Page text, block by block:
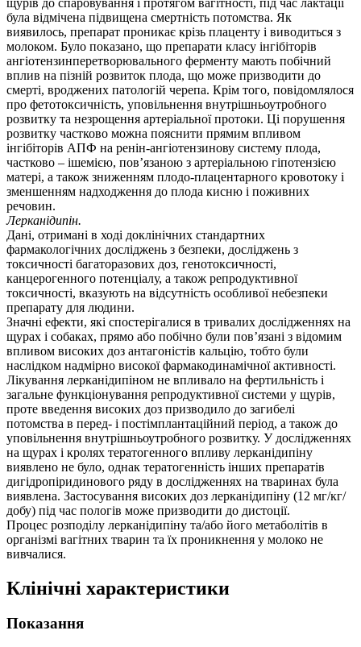
була відмічена підвищена смертність потомства. Як
виявилось, препарат проникає крізь плаценту і виводиться з
молоком. Було показано, що препарати класу інгібіторів
ангіотензинперетворювального ферменту мають побічний
вплив на пізній розвиток плода, що може призводити до
смерті, вроджених патологій черепа. Крім того, повідомлялося
про фетотоксичність, уповільнення внутрішньоутробного
розвитку та незрощення артеріальної протоки. Ці порушення
розвитку частково можна пояснити прямим впливом
інгібіторів АПФ на ренін-ангіотензинову систему плода,
частково – ішемією, пов’язаною з артеріальною гіпотензією
матері, а також зниженням плодо-плацентарного кровотоку і
зменшенням надходження до плода кисню і поживних
речовин.
Лерканідипін.
Дані, отримані в ході доклінічних стандартних
фармакологічних досліджень з безпеки, досліджень з
токсичності багаторазових доз, генотоксичності,
канцерогенного потенціалу, а також репродуктивної
токсичності, вказують на відсутність особливої небезпеки
препарату для людини.
Значні ефекти, які спостерігалися в тривалих дослідженнях на
щурах і собаках, прямо або побічно були пов’язані з відомим
впливом високих доз антагоністів кальцію, тобто були
наслідком надмірно високої фармакодинамічної активності.
Лікування лерканідипіном не впливало на фертильність і
загальне функціонування репродуктивної системи у щурів,
проте введення високих доз призводило до загибелі
потомства в перед- і постімплантаційний період, а також до
уповільнення внутрішньоутробного розвитку. У дослідженнях
на щурах і кролях тератогенного впливу лерканідипіну
виявлено не було, однак тератогенність інших препаратів
дигідропіридинового ряду в дослідженнях на тваринах була
виявлена. Застосування високих доз лерканідипіну (12 мг/кг/
добу) під час пологів може призводити до дистоції.
Процес розподілу лерканідипіну та/або його метаболітів в
організмі вагітних тварин та їх проникнення у молоко не
вивчалися.
Клінічні характеристики
Показання